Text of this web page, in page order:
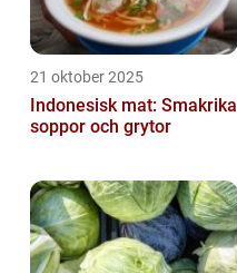
21 oktober 2025
Indonesisk mat: Smakrika
soppor och grytor